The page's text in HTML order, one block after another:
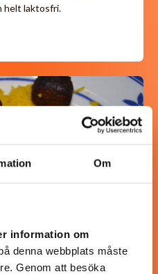
Om
information om
denna webbplats måste
Genom att besöka
helt laktosfri.